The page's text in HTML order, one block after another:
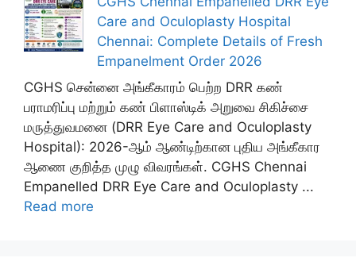
Care and Oculoplasty Hospital
Chennai: Complete Details of Fresh
Empanelment Order 2026
CGHS சென்னை அங்கீகாரம் பெற்ற DRR கண்
பராமரிப்பு மற்றும் கண் பிளாஸ்டிக் அறுவை சிகிச்சை
மருத்துவமனை (DRR Eye Care and Oculoplasty
Hospital): 2026-ஆம் ஆண்டிற்கான புதிய அங்கீகார
ஆணை குறித்த முழு விவரங்கள். CGHS Chennai
Empanelled DRR Eye Care and Oculoplasty ...
Read more